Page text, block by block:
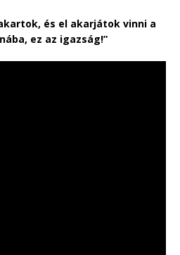
és el akarjátok vinni a
ez az igazság!”